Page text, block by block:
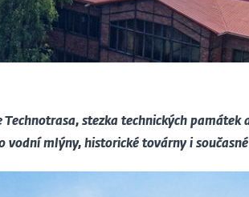
stezka technických památek
mlýny, historické továrny i